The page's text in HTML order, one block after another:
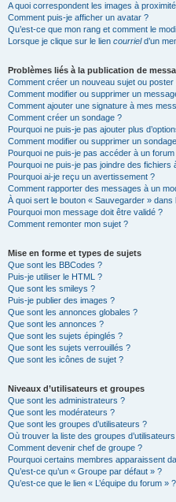
A quoi correspondent les images à
Comment puis-je afficher un avatar ?
Qu’est-ce que mon rang et comment le
Lorsque je clique sur le lien courrield’un
Problèmes liés à la publication de
Comment créer un nouveau sujet ou
Comment modifier ou supprimer un
Comment ajouter une signature à mes
Comment créer un sondage ?
Pourquoi ne puis-je pas ajouter plus
Comment modifier ou supprimer un
Pourquoi ne puis-je pas accéder à un forum
Pourquoi ne puis-je pas joindre des fichiers
Pourquoi ai-je reçu un avertissement ?
Comment rapporter des messages à un
À quoi sert le bouton « Sauvegarder »
Pourquoi mon message doit être validé ?
Comment remonter mon sujet ?
Mise en forme et types de sujets
Que sont les BBCodes ?
Puis-je utiliser le HTML ?
Que sont les smileys ?
Puis-je publier des images ?
Que sont les annonces globales ?
Que sont les annonces ?
Que sont les sujets épinglés ?
Que sont les sujets verrouillés ?
Que sont les icônes de sujet ?
Niveaux d’utilisateurs et groupes
Que sont les administrateurs ?
Que sont les modérateurs ?
Que sont les groupes d’utilisateurs ?
Où trouver la liste des groupes
Comment devenir chef de groupe ?
Pourquoi certains membres apparaissent
Qu’est-ce qu’un « Groupe par défaut » ?
Qu’est-ce que le lien « L’équipe du forum » ?